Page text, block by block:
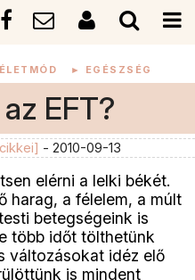
ÉLETMÓD ► EGÉSZSÉG
EFT?
- 2010-09-13
elérni a lelki békét.
harag, a félelem, a múlt
betegségeink is
több időt tölthetünk
változásokat idéz elő
is mindent